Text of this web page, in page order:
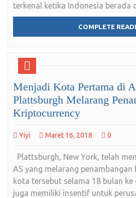
terkenal ketika Indonesia berada
COMPLETE
Menjadi Kota Pertama di
Plattsburgh Melarang
Kriptocurrency
Yiyi Maret 16, 2018 0
Plattsburgh, New York, telah
AS yang melarang
kota tersebut selama 18 bulan ke
juga memiliki insentif untuk